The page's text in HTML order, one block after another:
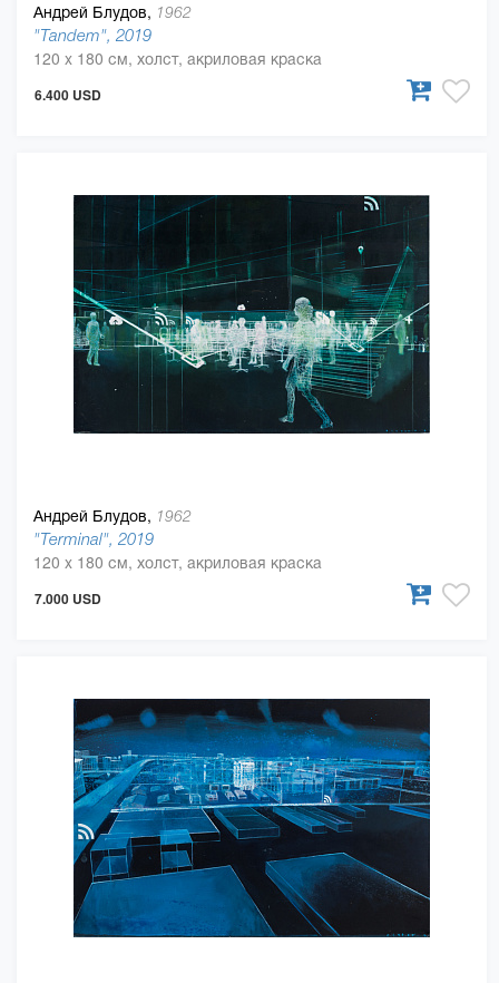
Андрей Блудов, 1962
"Tandem", 2019
120 x 180 см, холст, акриловая краска
6.400 USD
Андрей Блудов, 1962
"Terminal", 2019
120 x 180 см, холст, акриловая краска
7.000 USD